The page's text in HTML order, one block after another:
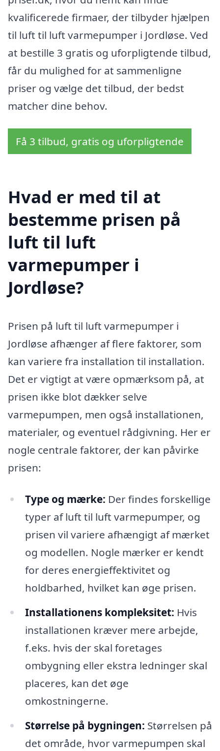
kvalificerede firmaer, der tilbyder hjælpen
til luft til luft varmepumper i Jordløse. Ved
at bestille 3 gratis og uforpligtende tilbud,
får du mulighed for at sammenligne
priser og vælge det tilbud, der bedst
matcher dine behov.
Få 3 tilbud, gratis og uforpligtende
Hvad er med til at
bestemme prisen på
luft til luft
varmepumper i
Jordløse?
Prisen på luft til luft varmepumper i
Jordløse afhænger af flere faktorer, som
kan variere fra installation til installation.
Det er vigtigt at være opmærksom på, at
prisen ikke blot dækker selve
varmepumpen, men også installationen,
materialer, og eventuel rådgivning. Her er
nogle centrale faktorer, der kan påvirke
prisen:
Type og mærke: Der findes forskellige
typer af luft til luft varmepumper, og
prisen vil variere afhængigt af mærket
og modellen. Nogle mærker er kendt
for deres energieffektivitet og
holdbarhed, hvilket kan øge prisen.
Installationens kompleksitet: Hvis
installationen kræver mere arbejde,
f.eks. hvis der skal foretages
ombygning eller ekstra ledninger skal
placeres, kan det øge
omkostningerne.
Størrelse på bygningen: Størrelsen på
det område, hvor varmepumpen skal